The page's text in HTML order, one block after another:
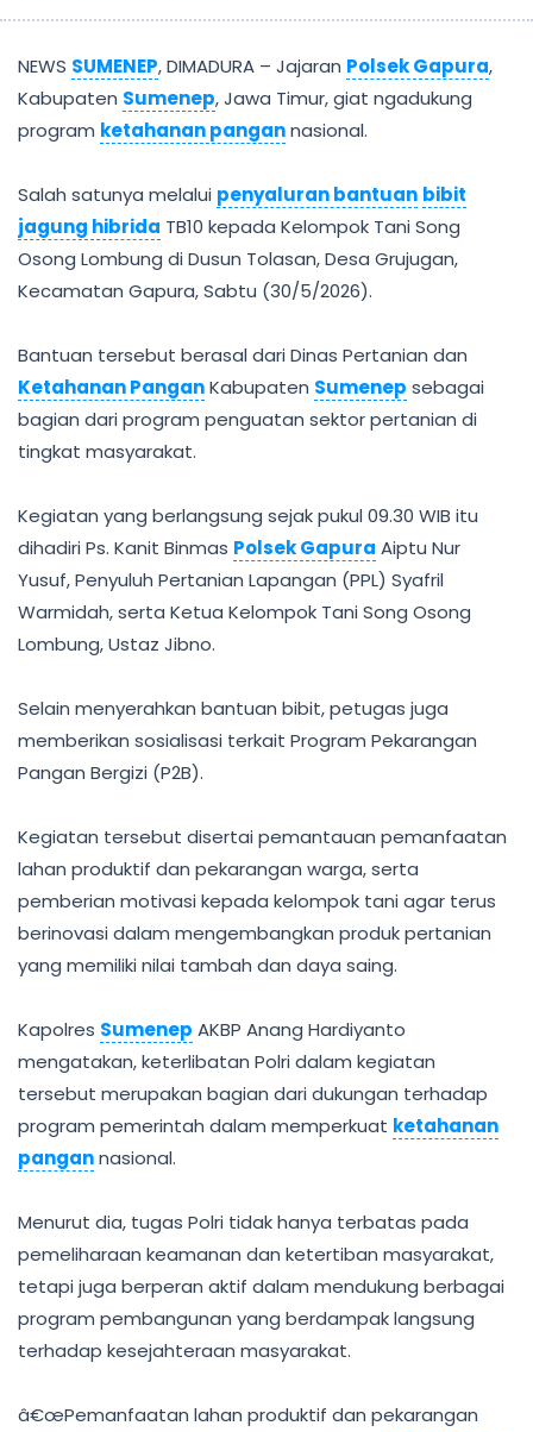
NEWS SUMENEP, DIMADURA – Jajaran Polsek Gapura,
Kabupaten Sumenep, Jawa Timur, giat ngadukung
program ketahanan pangannasional.
Salah satunya melalui penyaluran bantuan bibit
jagung hibrida TB10 kepada Kelompok Tani Song
Osong Lombung di Dusun Tolasan, Desa Grujugan,
Kecamatan Gapura, Sabtu (30/5/2026).
Bantuan tersebut berasal dari Dinas Pertanian dan
Ketahanan PanganKabupaten Sumenep sebagai
bagian dari program penguatan sektor pertanian di
tingkat masyarakat.
Kegiatan yang berlangsung sejak pukul 09.30 WIB itu
dihadiri Ps. Kanit Binmas Polsek Gapura Aiptu Nur
Yusuf, Penyuluh Pertanian Lapangan (PPL) Syafril
Warmidah, serta Ketua Kelompok Tani Song Osong
Lombung, Ustaz Jibno.
Selain menyerahkan bantuan bibit, petugas juga
memberikan sosialisasi terkait Program Pekarangan
Pangan Bergizi (P2B).
Kegiatan tersebut disertai pemantauan pemanfaatan
lahan produktif dan pekarangan warga, serta
pemberian motivasi kepada kelompok tani agar terus
berinovasi dalam mengembangkan produk pertanian
yang memiliki nilai tambah dan daya saing.
Kapolres Sumenep AKBP Anang Hardiyanto
mengatakan, keterlibatan Polri dalam kegiatan
tersebut merupakan bagian dari dukungan terhadap
program pemerintah dalam memperkuat ketahanan
pangannasional.
Menurut dia, tugas Polri tidak hanya terbatas pada
pemeliharaan keamanan dan ketertiban masyarakat,
tetapi juga berperan aktif dalam mendukung berbagai
program pembangunan yang berdampak langsung
terhadap kesejahteraan masyarakat.
â€œPemanfaatan lahan produktif dan pekarangan